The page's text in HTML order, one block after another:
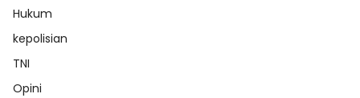
Hukum
kepolisian
TNI
Opini